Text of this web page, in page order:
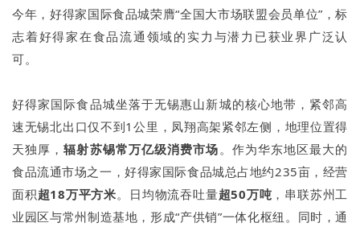
今年，好得家国际食品城荣膺“全国大市场联盟会员单位”，标
志着好得家在食品流通领域的实力与潜力已获业界广泛认
可。
好得家国际食品城坐落于无锡惠山新城的核心地带，紧邻高
速无锡北出口仅不到1公里，凤翔高架紧邻左侧，地理位置得
天独厚，辐射苏锡常万亿级消费市场 。作为华东地区最大的
食品流通市场之一，好得家国际食品城总占地约235亩，经营
面积超18万平方米。日均物流吞吐量超50万吨 ，串联苏州工
业园区与常州制造基地，形成“产供销”一体化枢纽。同时，通